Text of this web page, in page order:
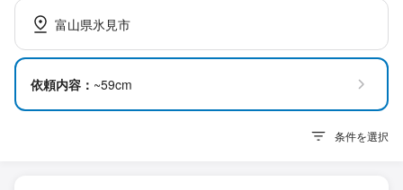
富山県氷見市
依頼内容： ~59cm
条件を選択